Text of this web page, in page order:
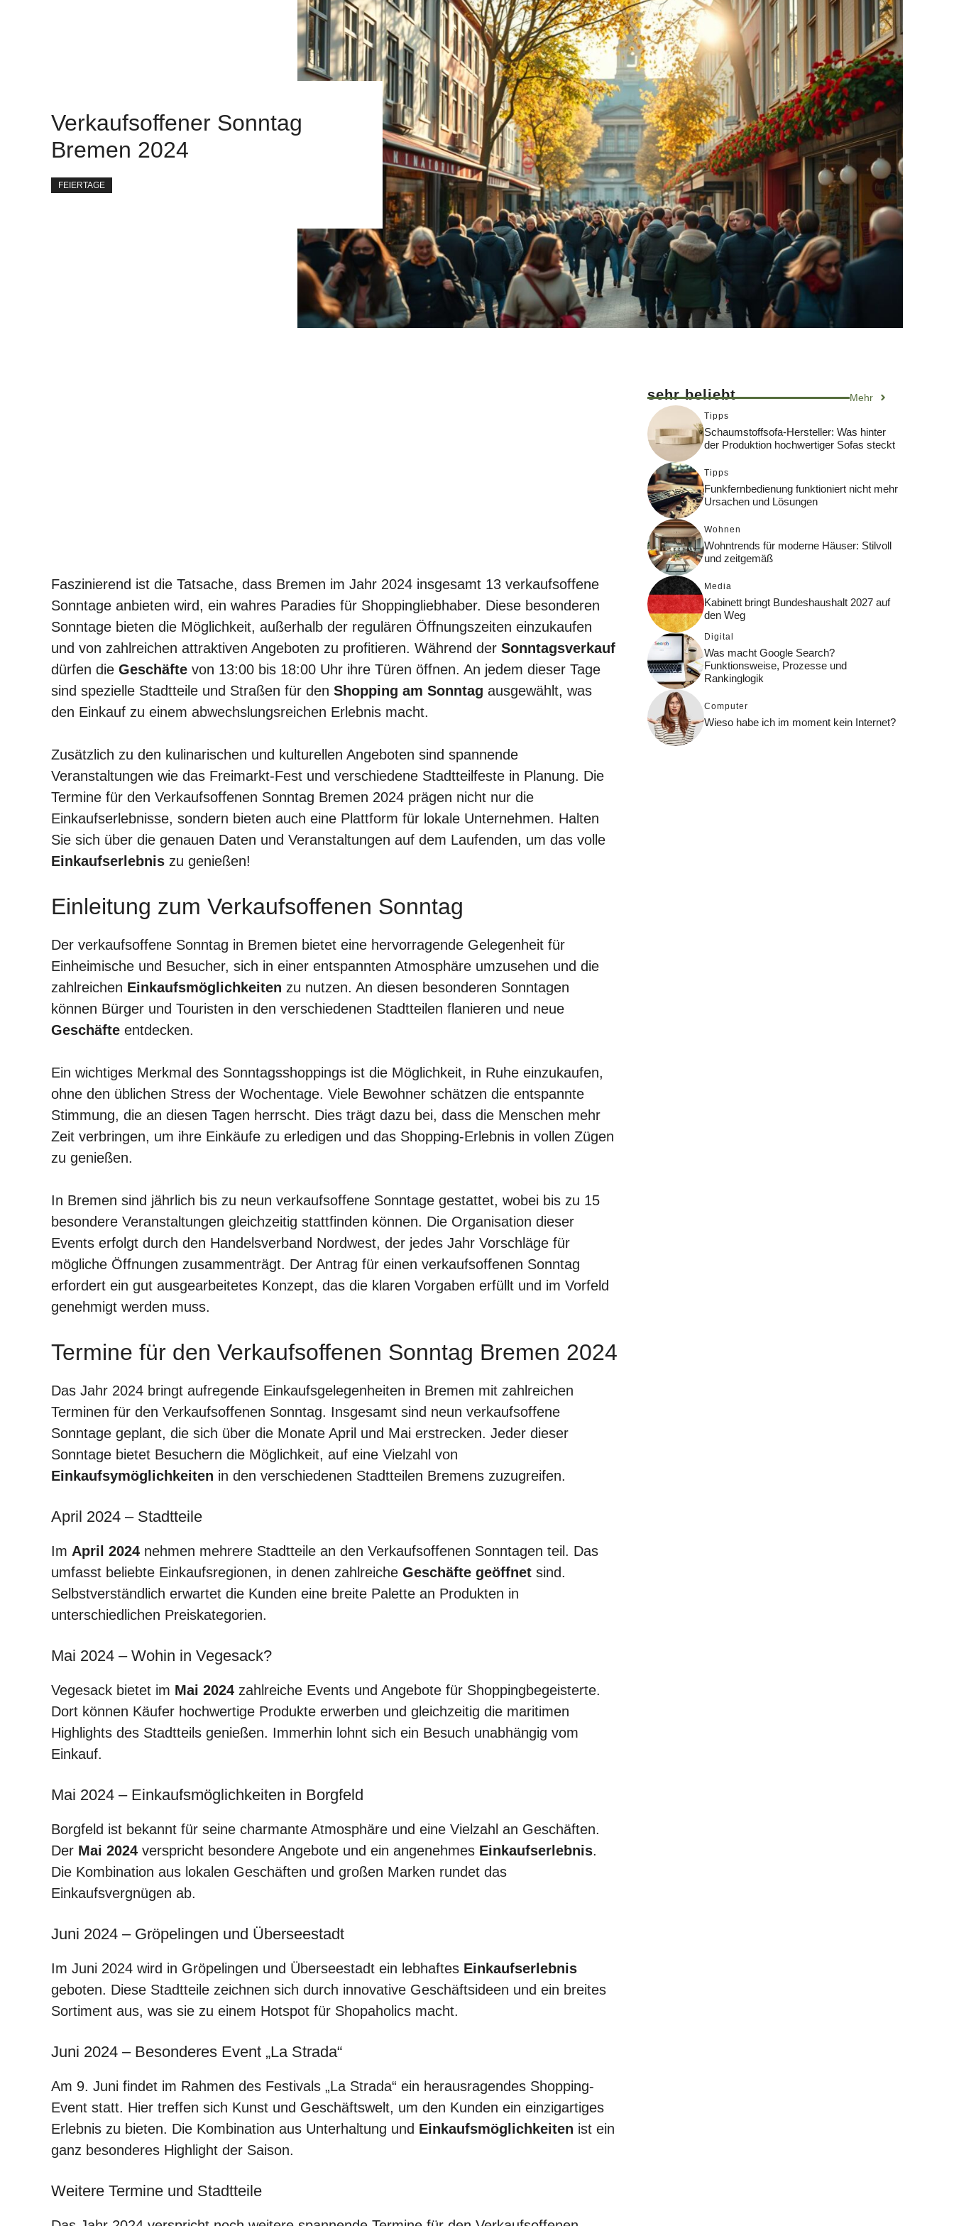
Verkaufsoffener Sonntag
Bremen 2024
FEIERTAGE
Faszinierend ist die Tatsache, dass Bremen im Jahr 2024 insgesamt 13 verkaufsoffene
Sonntage anbieten wird, ein wahres Paradies für Shoppingliebhaber. Diese besonderen
Sonntage bieten die Möglichkeit, außerhalb der regulären Öffnungszeiten einzukaufen
und von zahlreichen attraktiven Angeboten zu profitieren. Während der Sonntagsverkauf
dürfen die Geschäfte von 13:00 bis 18:00 Uhr ihre Türen öffnen. An jedem dieser Tage
sind spezielle Stadtteile und Straßen für den Shopping am Sonntag ausgewählt, was
den Einkauf zu einem abwechslungsreichen Erlebnis macht.
Zusätzlich zu den kulinarischen und kulturellen Angeboten sind spannende
Veranstaltungen wie das Freimarkt-Fest und verschiedene Stadtteilfeste in Planung. Die
Termine für den Verkaufsoffenen Sonntag Bremen 2024 prägen nicht nur die
Einkaufserlebnisse, sondern bieten auch eine Plattform für lokale Unternehmen. Halten
Sie sich über die genauen Daten und Veranstaltungen auf dem Laufenden, um das volle
Einkaufserlebnis zu genießen!
Einleitung zum Verkaufsoffenen Sonntag
Der verkaufsoffene Sonntag in Bremen bietet eine hervorragende Gelegenheit für
Einheimische und Besucher, sich in einer entspannten Atmosphäre umzusehen und die
zahlreichen Einkaufsmöglichkeiten zu nutzen. An diesen besonderen Sonntagen
können Bürger und Touristen in den verschiedenen Stadtteilen flanieren und neue
Geschäfte entdecken.
Ein wichtiges Merkmal des Sonntagsshoppings ist die Möglichkeit, in Ruhe einzukaufen,
ohne den üblichen Stress der Wochentage. Viele Bewohner schätzen die entspannte
Stimmung, die an diesen Tagen herrscht. Dies trägt dazu bei, dass die Menschen mehr
Zeit verbringen, um ihre Einkäufe zu erledigen und das Shopping-Erlebnis in vollen Zügen
zu genießen.
In Bremen sind jährlich bis zu neun verkaufsoffene Sonntage gestattet, wobei bis zu 15
besondere Veranstaltungen gleichzeitig stattfinden können. Die Organisation dieser
Events erfolgt durch den Handelsverband Nordwest, der jedes Jahr Vorschläge für
mögliche Öffnungen zusammenträgt. Der Antrag für einen verkaufsoffenen Sonntag
erfordert ein gut ausgearbeitetes Konzept, das die klaren Vorgaben erfüllt und im Vorfeld
genehmigt werden muss.
Termine für den Verkaufsoffenen Sonntag Bremen 2024
Das Jahr 2024 bringt aufregende Einkaufsgelegenheiten in Bremen mit zahlreichen
Terminen für den Verkaufsoffenen Sonntag. Insgesamt sind neun verkaufsoffene
Sonntage geplant, die sich über die Monate April und Mai erstrecken. Jeder dieser
Sonntage bietet Besuchern die Möglichkeit, auf eine Vielzahl von
Einkaufsymöglichkeiten in den verschiedenen Stadtteilen Bremens zuzugreifen.
April 2024 – Stadtteile
Im April 2024 nehmen mehrere Stadtteile an den Verkaufsoffenen Sonntagen teil. Das
umfasst beliebte Einkaufsregionen, in denen zahlreiche Geschäfte geöffnet sind.
Selbstverständlich erwartet die Kunden eine breite Palette an Produkten in
unterschiedlichen Preiskategorien.
Mai 2024 – Wohin in Vegesack?
Vegesack bietet im Mai 2024 zahlreiche Events und Angebote für Shoppingbegeisterte.
Dort können Käufer hochwertige Produkte erwerben und gleichzeitig die maritimen
Highlights des Stadtteils genießen. Immerhin lohnt sich ein Besuch unabhängig vom
Einkauf.
Mai 2024 – Einkaufsmöglichkeiten in Borgfeld
Borgfeld ist bekannt für seine charmante Atmosphäre und eine Vielzahl an Geschäften.
Der Mai 2024 verspricht besondere Angebote und ein angenehmes Einkaufserlebnis.
Die Kombination aus lokalen Geschäften und großen Marken rundet das
Einkaufsvergnügen ab.
Juni 2024 – Gröpelingen und Überseestadt
Im Juni 2024 wird in Gröpelingen und Überseestadt ein lebhaftes Einkaufserlebnis
geboten. Diese Stadtteile zeichnen sich durch innovative Geschäftsideen und ein breites
Sortiment aus, was sie zu einem Hotspot für Shopaholics macht.
Juni 2024 – Besonderes Event „La Strada“
Am 9. Juni findet im Rahmen des Festivals „La Strada“ ein herausragendes Shopping-
Event statt. Hier treffen sich Kunst und Geschäftswelt, um den Kunden ein einzigartiges
Erlebnis zu bieten. Die Kombination aus Unterhaltung und Einkaufsmöglichkeiten ist ein
ganz besonderes Highlight der Saison.
Weitere Termine und Stadtteile
sehr beliebt Mehr
Tipps
Schaumstoffsofa-Hersteller: Was hinter
der Produktion hochwertiger Sofas steckt
Tipps
Funkfernbedienung funktioniert nicht mehr
Ursachen und Lösungen
Wohnen
Wohntrends für moderne Häuser: Stilvoll
und zeitgemäß
Media
Kabinett bringt Bundeshaushalt 2027 auf
den Weg
Digital
Was macht Google Search?
Funktionsweise, Prozesse und
Rankinglogik
Computer
Wieso habe ich im moment kein Internet?